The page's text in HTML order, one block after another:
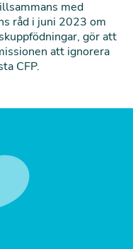
med
råd i juni 2023 om
gör att
att ignorera
CFP.